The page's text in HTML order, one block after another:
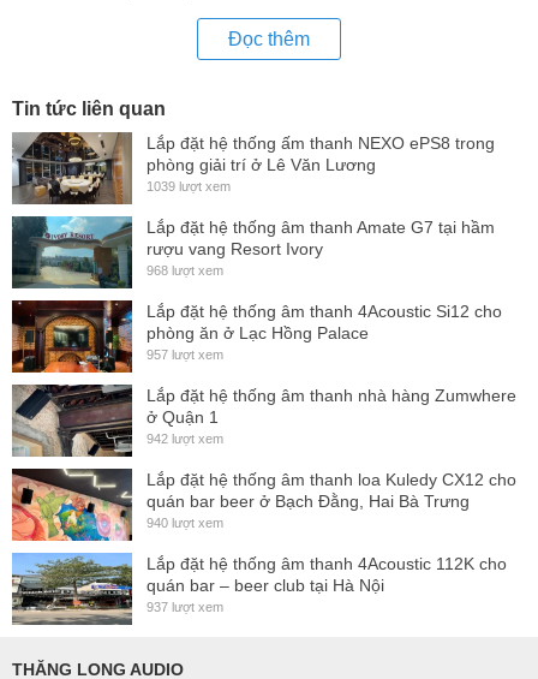
Cone Shape: Exponential
Magnet Material: Neodymium Inside Slug
Pole Design: Straight Pole
Woofer Cone Treatment: TWP Waterproof Both Sides
Recommended Enclosure: 100.0 dm3 (3.53 ft3)
Recommended Tuning:47 Hz
Parameters
Resonance Frequency: 37 Hz
Re: 5.3 Ω
Qes: 0.24
Qms: 4.5
Qts: 0.22
Vas: 195.0 dm3 (6.8 ft3)
Sd: 855.0 cm2 (132.5 in2)
η₀: 4.1 %
Xmax: 7.0 mm
Xvar: 9.0 mm
Bl: 22.5 Txm
Đọc thêm
Tin tức liên quan
Lắp đặt hệ thống ấm thanh NEXO ePS8 trong
phòng giải trí ở Lê Văn Lương
1039 lượt xem
Lắp đặt hệ thống âm thanh Amate G7 tại hầm
rượu vang Resort Ivory
968 lượt xem
Lắp đặt hệ thống âm thanh 4Acoustic Si12 cho
phòng ăn ở Lạc Hồng Palace
957 lượt xem
Lắp đặt hệ thống âm thanh nhà hàng Zumwhere
ở Quận 1
942 lượt xem
Lắp đặt hệ thống âm thanh loa Kuledy CX12 cho
quán bar beer ở Bạch Đằng, Hai Bà Trưng
940 lượt xem
Lắp đặt hệ thống âm thanh 4Acoustic 112K cho
quán bar – beer club tại Hà Nội
937 lượt xem
THĂNG LONG AUDIO